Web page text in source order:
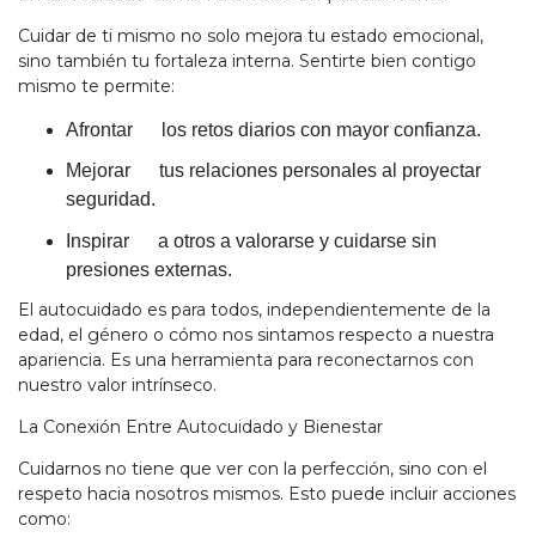
Cuidar de ti mismo no solo mejora tu estado emocional,
sino también tu fortaleza interna. Sentirte bien contigo
mismo te permite:
Afrontar los retos diarios con mayor confianza.
Mejorar tus relaciones personales al proyectar
seguridad.
Inspirar a otros a valorarse y cuidarse sin
presiones externas.
El autocuidado es para todos, independientemente de la
edad, el género o cómo nos sintamos respecto a nuestra
apariencia. Es una herramienta para reconectarnos con
nuestro valor intrínseco.
La Conexión Entre Autocuidado y Bienestar
Cuidarnos no tiene que ver con la perfección, sino con el
respeto hacia nosotros mismos. Esto puede incluir acciones
como: